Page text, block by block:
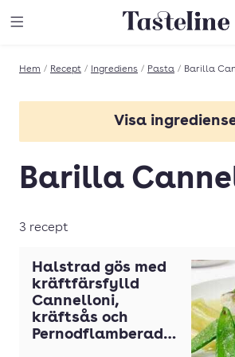
Till Tastelines
Hem / Recept / Ingrediens / Pasta / Barilla
Visa
Academia Barilla Orecchiette
Bandspaghetti
Barilla Cannelloni
Barilla Capellini
Barilla Farfalle
Barilla
3 recept
Halstrad gös med
kräftfärsfylld
Cannelloni,
kräftsås och
Pernodflamberade